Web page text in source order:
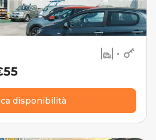
•
disponibilità